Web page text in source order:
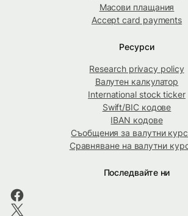
Масови плащания
Accept card payments
Ресурси
Research privacy policy
Валутен калкулатор
International stock ticker
Swift/BIC кодове
IBAN кодове
Съобщения за валутни
Сравняване на валутни
Последвайте ни